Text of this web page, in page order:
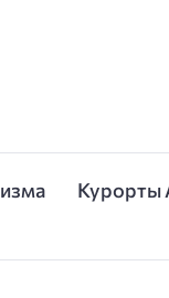
Курорты